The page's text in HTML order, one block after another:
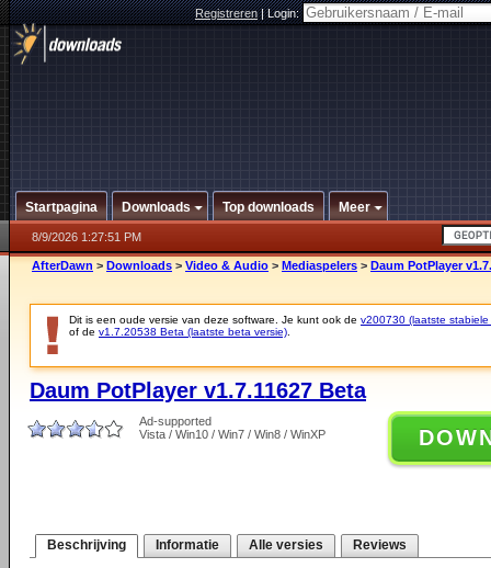
Registreren|Login:
Startpagina Downloads Top downloads Meer
8/9/2026 1:27:51 PM
AfterDawn > Downloads > Video & Audio > Mediaspelers > Daum PotPlayer
Dit is een oude versie van deze software. Je kunt ook de v200730 (laatste stabiele
of de v1.7.20538 Beta (laatste beta versie)
Daum PotPlayer v1.7.11627 Beta
Ad-supported
Vista / Win10 / Win7 / Win8 / WinXP
Beschrijving Informatie Alle versies Reviews